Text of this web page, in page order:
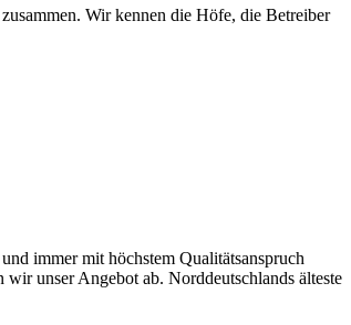
Wir kennen die Höfe, die Betreiber
immer mit höchstem Qualitätsanspruch
unser Angebot ab. Norddeutschlands älteste